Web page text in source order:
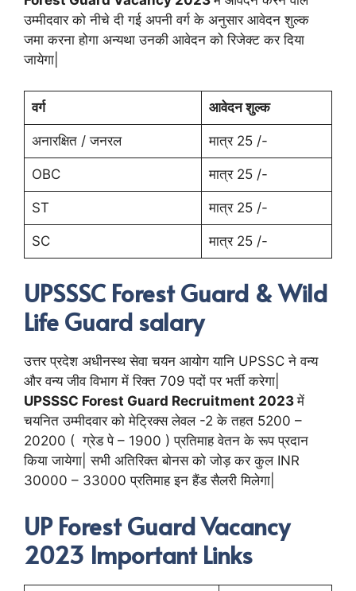
उम्मीदवार को नीचे दी गई अपनी वर्ग के अनुसार आवेदन शुल्क
जमा करना होगा अन्यथा उनकी आवेदन को रिजेक्ट कर दिया
जायेगा|
वर्ग आवेदन शुल्क
अनारक्षित / जनरल मात्र 25 /-
OBC मात्र 25 /-
ST मात्र 25 /-
SC मात्र 25 /-
UPSSSC Forest Guard & Wild
Life Guard salary
उत्तर प्रदेश अधीनस्थ सेवा चयन आयोग यानि UPSSC ने वन्य
और वन्य जीव विभाग में रिक्त 709 पदों पर भर्ती करेगा|
UPSSSC Forest Guard Recruitment 2023में
चयनित उम्मीदवार को मेट्रिक्स लेवल -2 के तहत 5200 –
20200 ( ग्रेड पे – 1900 ) प्रतिमाह वेतन के रूप प्रदान
किया जायेगा| सभी अतिरिक्त बोनस को जोड़ कर कुल INR
30000 – 33000 प्रतिमाह इन हैंड सैलरी मिलेगा|
UP Forest Guard Vacancy
2023 Important Links